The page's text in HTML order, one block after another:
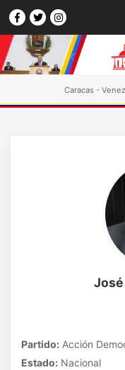
Caracas -
Partido: Acción
Estado: Nacional